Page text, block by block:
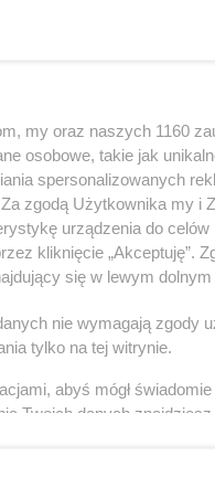
my oraz naszych 1160
osobowe, takie jak
spersonalizowanych
zgodą Użytkownika my
urządzenia do
kliknięcie „Akceptuję”.
się w lewym dolnym
nie wymagają
tylko na tej witrynie.
abyś mógł
Twoich danych